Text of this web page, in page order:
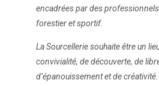
encadrées par des
forestier et sportif.
La Sourcellerie souhaite être un
convivialité, de découverte, de
d’épanouissement et de